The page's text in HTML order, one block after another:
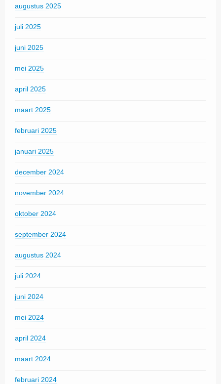
augustus 2025
juli 2025
juni 2025
mei 2025
april 2025
maart 2025
februari 2025
januari 2025
december 2024
november 2024
oktober 2024
september 2024
augustus 2024
juli 2024
juni 2024
mei 2024
april 2024
maart 2024
februari 2024